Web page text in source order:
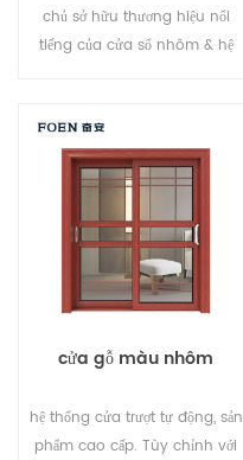
chủ sở hữu thương hiệu nổi
tiếng của cửa sổ nhôm & hệ
cửa gỗ màu nhôm
hệ thống cửa trượt tự động, sản
phẩm cao cấp. Tùy chỉnh với